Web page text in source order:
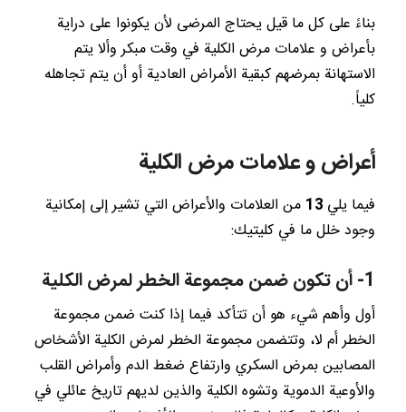
بناءً على كل ما قيل يحتاج المرضى لأن يكونوا على دراية
بأعراض و علامات مرض الكلية في وقت مبكر وألا يتم
الاستهانة بمرضهم كبقية الأمراض العادية أو أن يتم تجاهله
كلياً.
أعراض و علامات مرض الكلية
فيما يلي
من العلامات والأعراض التي تشير إلى إمكانية
وجود خلل ما في كليتيك:
1- أن تكون ضمن مجموعة الخطر لمرض الكلية
أول وأهم شيء هو أن تتأكد فيما إذا كنت ضمن مجموعة
الخطر أم لا، وتتضمن مجموعة الخطر لمرض الكلية الأشخاص
المصابين بمرض السكري وارتفاع ضغط الدم وأمراض القلب
والأوعية الدموية وتشوه الكلية والذين لديهم تاريخ عائلي في